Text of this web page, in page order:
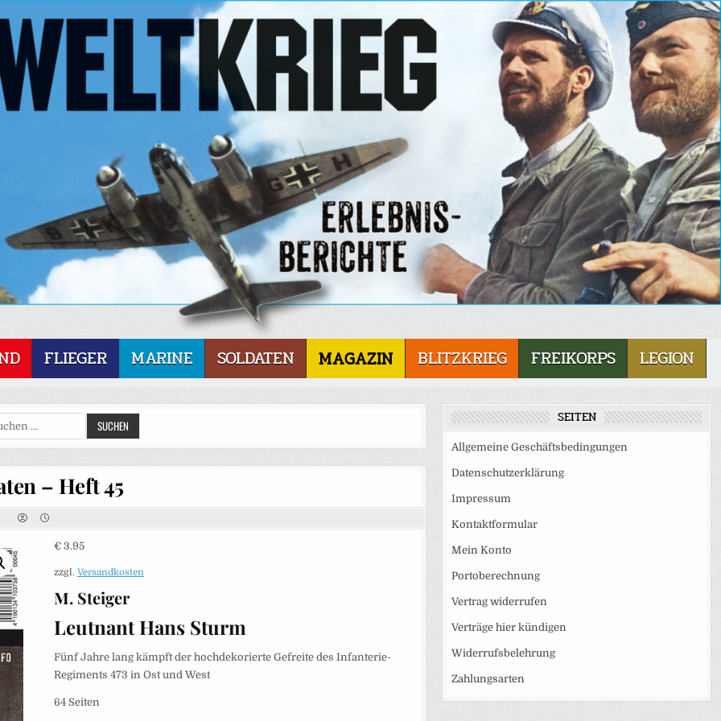
FLIEGER MARINE SOLDATEN MAGAZIN BLITZKRIEG FREIKORPS LEGION
SUCHEN
– Heft 45
€3.95
zzgl. Versandkosten
M. Steiger
Leutnant Hans Sturm
Fünf Jahre lang kämpft der hochdekorierte Gefreite des Infanterie-
Regiments 473 in Ost und West
64 Seiten
SEITEN
Allgemeine Geschäftsbedingungen
Datenschutzerklärung
Impressum
Kontaktformular
Mein Konto
Portoberechnung
Vertrag widerrufen
Verträge hier kündigen
Widerrufsbelehrung
Zahlungsarten